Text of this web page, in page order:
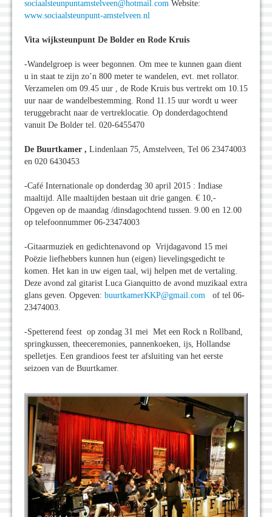
sociaalsteunpuntamstelveen@hotmail.com Website:
www.sociaalsteunpunt-amstelveen.nl
Vita wijksteunpunt De Bolder en Rode Kruis
-Wandelgroep is weer begonnen. Om mee te kunnen gaan dient
u in staat te zijn zo’n 800 meter te wandelen, evt. met rollator.
Verzamelen om 09.45 uur , de Rode Kruis bus vertrekt om 10.15
uur naar de wandelbestemming. Rond 11.15 uur wordt u weer
teruggebracht naar de vertreklocatie. Op donderdagochtend
vanuit De Bolder tel. 020-6455470
De Buurtkamer , Lindenlaan 75, Amstelveen, Tel 06 23474003
en 020 6430453
-Café Internationale op donderdag 30 april 2015 : Indiase
maaltijd. Alle maaltijden bestaan uit drie gangen. € 10,-
Opgeven op de maandag /dinsdagochtend tussen. 9.00 en 12.00
op telefoonnummer 06-23474003
-Gitaarmuziek en gedichtenavond op Vrijdagavond 15 mei
Poëzie liefhebbers kunnen hun (eigen) lievelingsgedicht te
komen. Het kan in uw eigen taal, wij helpen met de vertaling.
Deze avond zal gitarist Luca Gianquitto de avond muzikaal extra
glans geven. Opgeven: buurtkamerKKP@gmail.com of tel 06-
23474003.
-Spetterend feest op zondag 31 mei Met een Rock n Rollband,
springkussen, theeceremonies, pannenkoeken, ijs, Hollandse
spelletjes. Een grandioos feest ter afsluiting van het eerste
seizoen van de Buurtkamer.